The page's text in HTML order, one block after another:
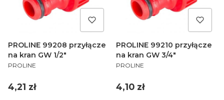
PROLINE 99208 przyłącze
na kran GW 1/2"
PRODUCENT
PROLINE
Cena
4,21 zł
PROLINE 99210 przyłącze
na kran GW 3/4"
PRODUCENT
PROLINE
Cena
4,10 zł